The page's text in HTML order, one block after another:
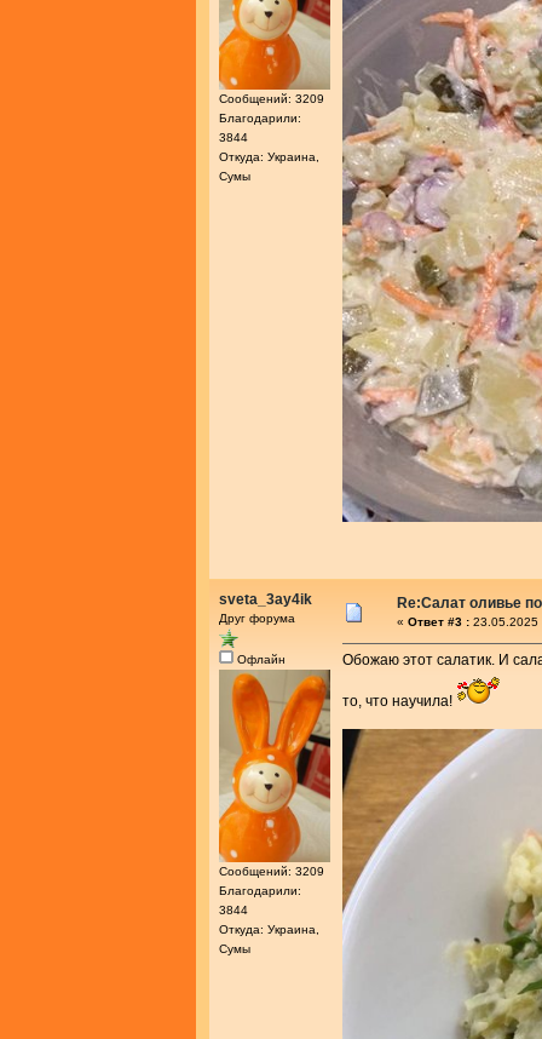
Сообщений: 3209
Благодарили:
3844
Откуда: Украина,
Сумы
sveta_3ay4ik
Друг форума
Офлайн
Сообщений: 3209
Благодарили:
3844
Откуда: Украина,
Сумы
Re:Салат оливье
« Ответ #3 : 23.05.2025
Обожаю этот салатик. И
то, что научила!